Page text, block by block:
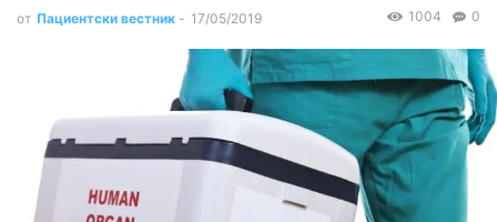
от Пациентски вестник - 17/05/2019 0
1004